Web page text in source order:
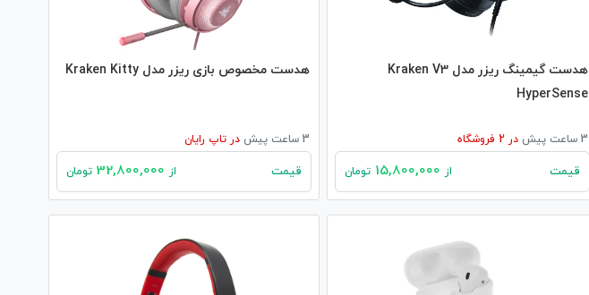
هدست گیمینگ ریزر مدل Kraken V3
HyperSense
3 ساعت پیش در فروشگاه
قیمت از تومان
هدست مخصوص بازی ریزر مدل Kraken Kitty
3 ساعت پیش در تاپ رایان
قیمت از تومان